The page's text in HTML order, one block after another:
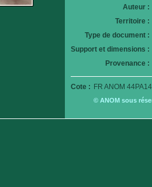
Auteur :
Territoire :
Type de document :
Support et dimensions :
Provenance :
Cote : FR ANOM
© ANOM sous